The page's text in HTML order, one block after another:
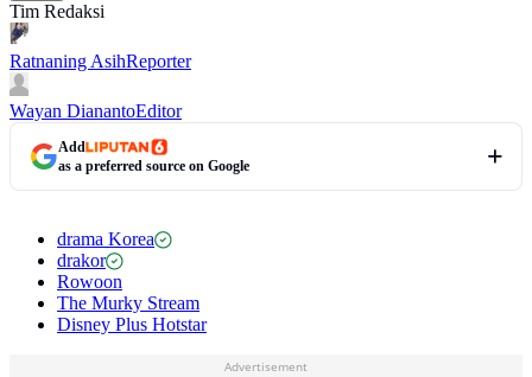
Tim Redaksi
Ratnaning AsihReporter
Wayan DianantoEditor
Add
as a preferred source on Google
drama Korea
drakor
Rowoon
The Murky Stream
Disney Plus Hotstar
Advertisement